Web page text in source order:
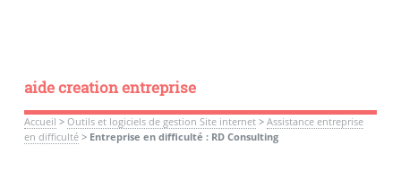
aide creation entreprise
Accueil > Outils et logiciels de gestion Site internet> Assistance entreprise
en difficulté> Entreprise en difficulté : RD Consulting